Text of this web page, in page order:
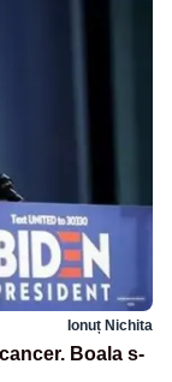
Ionuț Nichita
Boala s-